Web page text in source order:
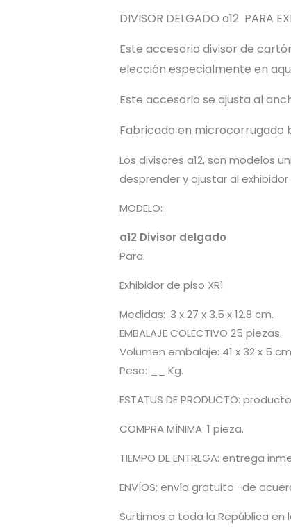
DIVISOR DELGADO a12 PARA
Este accesorio divisor de
elección especialmente en
Este accesorio se ajusta al
Fabricado en microcorrugado
Los divisores a12, son modelos
desprender y ajustar al
MODELO:
a12 Divisor delgado
Para:
Exhibidor de piso XR1
Medidas: .3 x 27 x 3.5 x 12.8 cm.
EMBALAJE COLECTIVO 25 piezas.
Volumen embalaje: 41 x 32 x 5
Peso: __ Kg.
ESTATUS DE PRODUCTO:
COMPRA MÍNIMA: 1 pieza.
TIEMPO DE ENTREGA: entrega
ENVÍOS: envío gratuito -de
Surtimos a toda la República